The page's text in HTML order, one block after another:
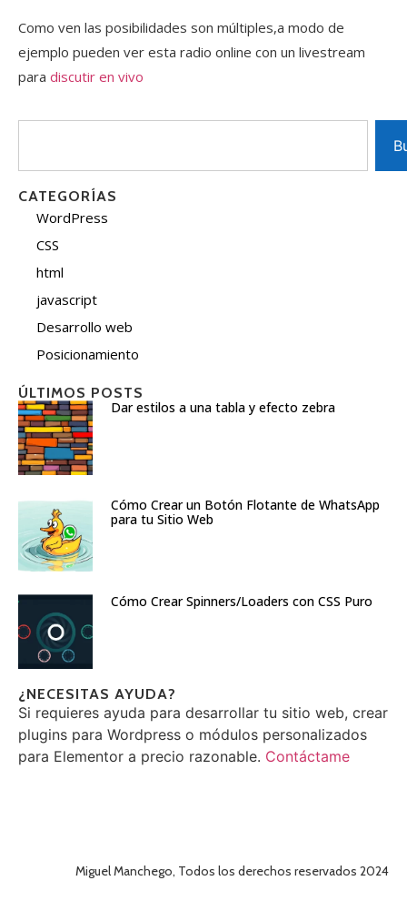
Como ven las posibilidades son múltiples,a modo de
ejemplo pueden ver esta radio online con un livestream
para discutir en vivo
CATEGORÍAS
WordPress
CSS
html
javascript
Desarrollo web
Posicionamiento
ÚLTIMOS POSTS
Dar estilos a una tabla y efecto zebra
Cómo Crear un Botón Flotante de WhatsApp
para tu Sitio Web
Cómo Crear Spinners/Loaders con CSS Puro
¿NECESITAS AYUDA?
Si requieres ayuda para desarrollar tu sitio web, crear
plugins para Wordpress o módulos personalizados
para Elementor a precio razonable. Contáctame
Miguel Manchego, Todos los derechos reservados 2024